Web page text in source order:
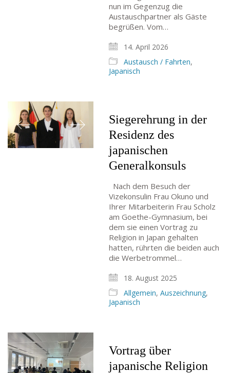
nun im Gegenzug die
Austauschpartner als Gäste
begrüßen. Vom…
14. April 2026
Austausch / Fahrten,
Japanisch
Siegerehrung in der
Residenz des
japanischen
Generalkonsuls
Nach dem Besuch der
Vizekonsulin Frau Okuno und
Ihrer Mitarbeiterin Frau Scholz
am Goethe-Gymnasium, bei
dem sie einen Vortrag zu
Religion in Japan gehalten
hatten, rührten die beiden auch
die Werbetrommel…
18. August 2025
Allgemein,Auszeichnung,
Japanisch
Vortrag über
japanische Religion